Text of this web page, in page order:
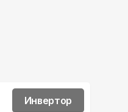
Инвертор